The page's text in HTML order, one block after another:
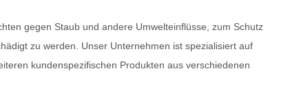
gegen Staub und andere Umwelteinflüsse, zum Schutz
zu werden. Unser Unternehmen ist spezialisiert auf
kundenspezifischen Produkten aus verschiedenen